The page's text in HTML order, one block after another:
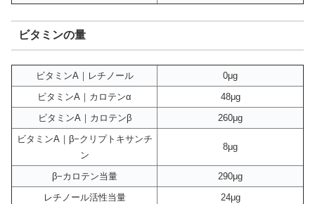
ビタミンの量
ビタミンA｜レチノール
0μg
ビタミンA｜カロテンα
48μg
ビタミンA｜カロテンβ
260μg
ビタミンA｜β−クリプトキサンチ
ン
8μg
β−カロテン当量
290μg
レチノール活性当量
24μg